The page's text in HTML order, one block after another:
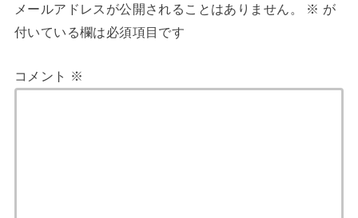
メールアドレスが公開されることはありません。 ※ が
付いている欄は必須項目です
コメント ※